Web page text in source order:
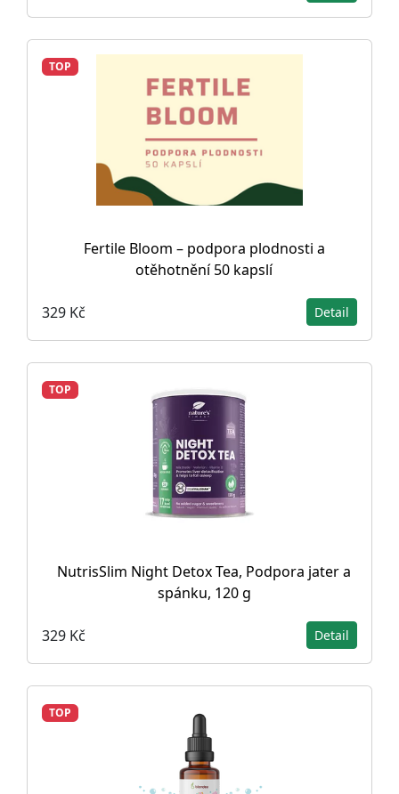
TOP
Fertile Bloom – podpora plodnosti a
otěhotnění 50 kapslí
329 Kč Detail
TOP
NutrisSlim Night Detox Tea, Podpora jater a
spánku, 120 g
329 Kč Detail
TOP